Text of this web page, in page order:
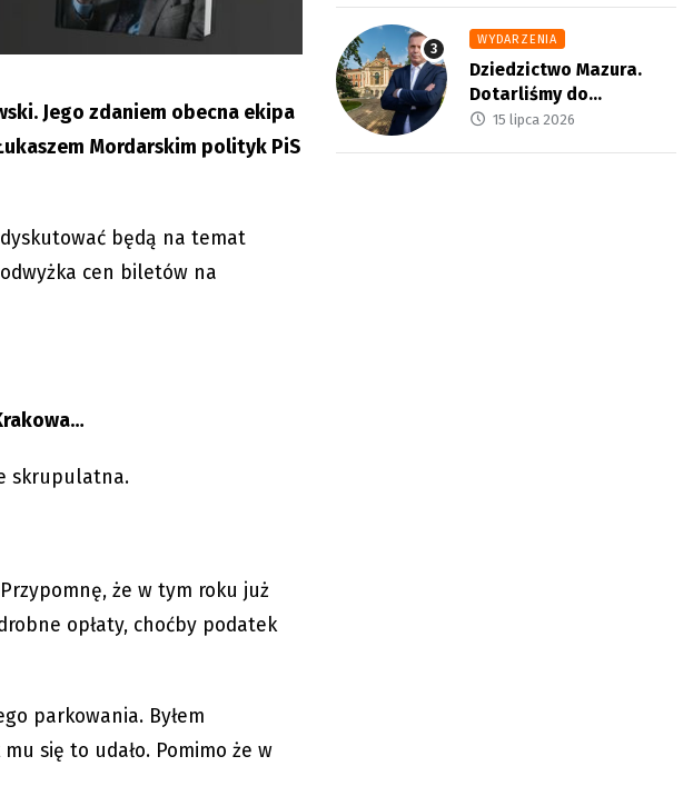
Jego zdaniem obecna ekipa
Mordarskim polityk PiS
będą na temat
cen biletów na
skrupulatna.
że w tym roku już
opłaty, choćby podatek
parkowania. Byłem
się to udało. Pomimo że w
WYDARZENIA
Dziedzictwo Mazura.
Dotarliśmy do...
15 lipca 2026